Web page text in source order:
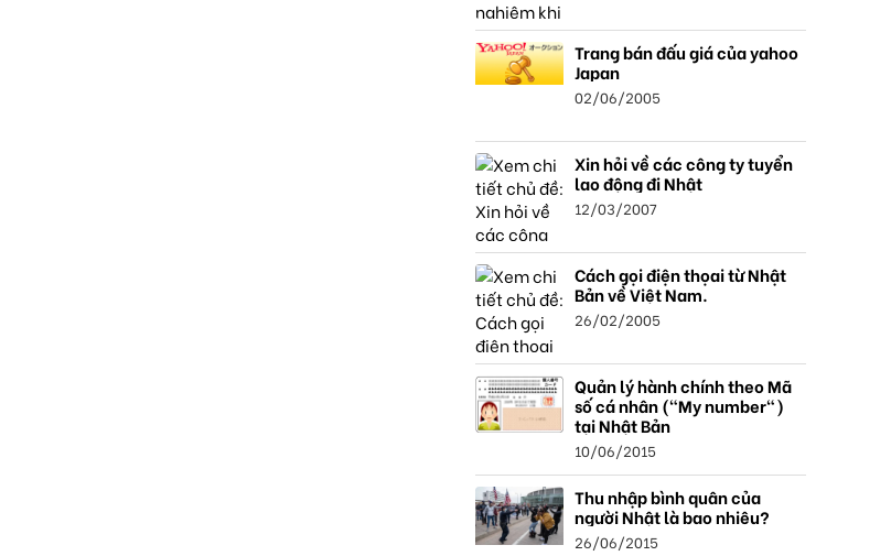
Trang bán đấu giá của yahoo
Japan
02/06/2005
Xin hỏi về các công ty tuyển
lao động đi Nhật
12/03/2007
Cách gọi điện thọai từ Nhật
Bản về Việt Nam.
26/02/2005
Quản lý hành chính theo Mã
số cá nhân ("My number")
tại Nhật Bản
10/06/2015
Thu nhập bình quân của
người Nhật là bao nhiêu?
26/06/2015